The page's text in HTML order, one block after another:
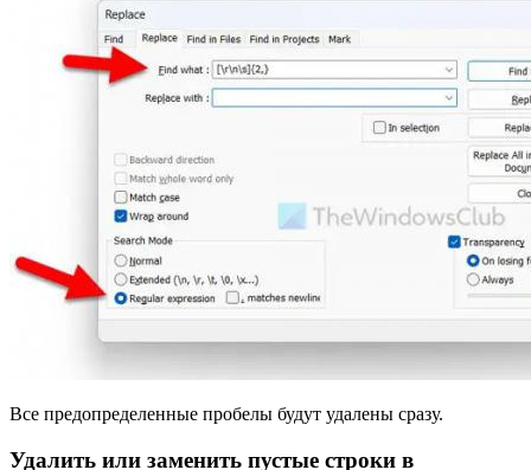
Все предопределенные пробелы будут удалены сразу.
Удалить или заменить пустые строки в